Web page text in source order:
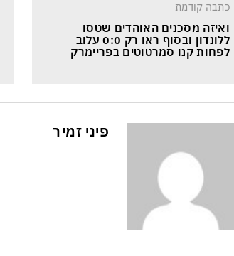
כתבה קודמת
ואיזה מסכנים האוהדים שטסו
ללונדון ובסוף ראו רק 0:0 עלוב
לפחות קנו סמרטוטים בפריימרק
פיני זמיר